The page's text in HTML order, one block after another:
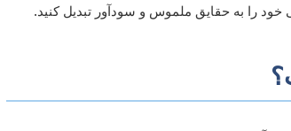
خود را به حقایق ملموس و سودآور تبدیل کنید.